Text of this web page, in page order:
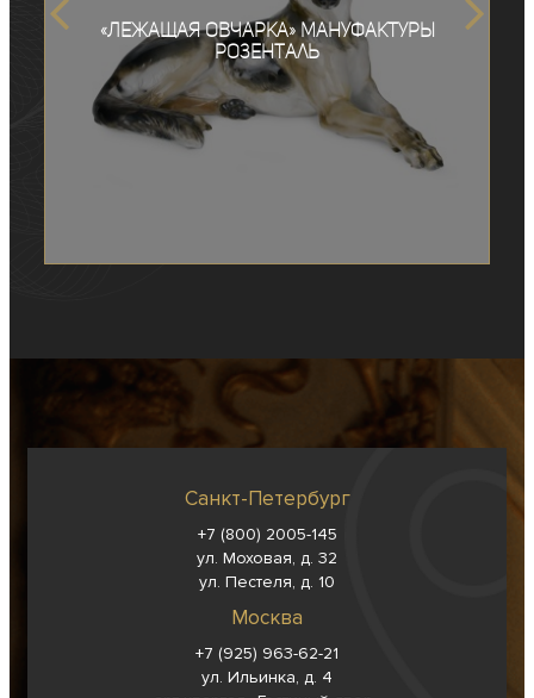
«Лежащая овчарка» мануфактуры
Розенталь
Санкт-Петербург
+7 (800) 2005-145
ул. Моховая, д. 32
ул. Пестеля, д. 10
Москва
+7 (925) 963-62-21
ул. Ильинка, д. 4